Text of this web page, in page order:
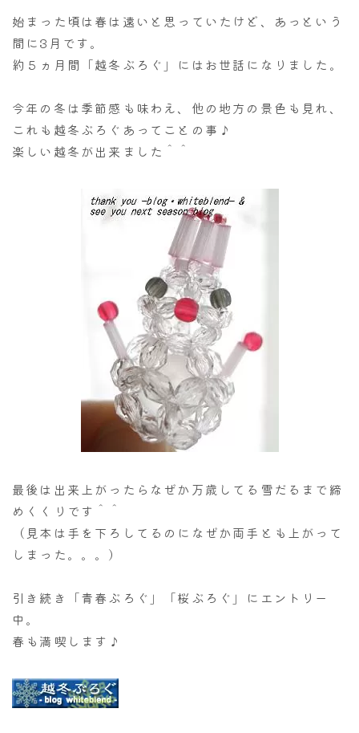
始まった頃は春は遠いと思っていたけど、あっという
間に3月です。
約５ヵ月間「越冬ぶろぐ」にはお世話になりました。
今年の冬は季節感も味わえ、他の地方の景色も見れ、
これも越冬ぶろぐあってことの事♪
楽しい越冬が出来ました＾＾
最後は出来上がったらなぜか万歳してる雪だるまで締
めくくりです＾＾
（見本は手を下ろしてるのになぜか両手とも上がって
しまった。。。）
引き続き「青春ぶろぐ」「桜ぶろぐ」にエントリー
中。
春も満喫します♪